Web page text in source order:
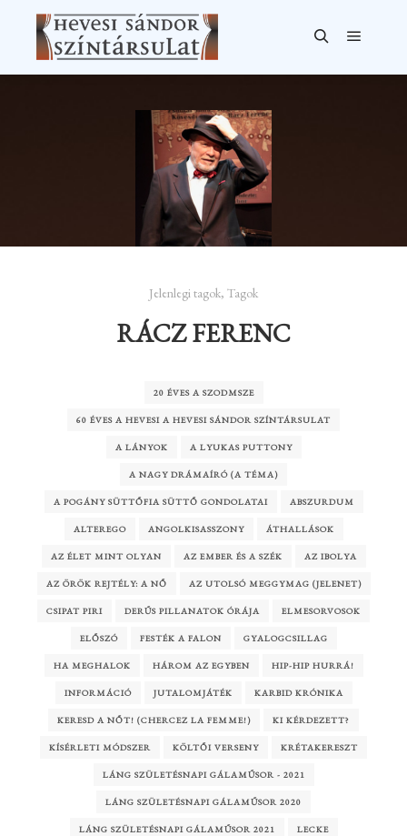
Jelenlegi tagok, Tagok
RÁCZ FERENC
20 ÉVES A SZODMSZE
60 ÉVES A HEVESI A HEVESI SÁNDOR SZÍNTÁRSULAT
A LÁNYOK A LYUKAS PUTTONY
A NAGY DRÁMAÍRÓ (A TÉMA)
A POGÁNY SÜTTŐFIA SÜTTŐ GONDOLATAI ABSZURDUM
ALTEREGO ANGOLKISASSZONY ÁTHALLÁSOK
AZ ÉLET MINT OLYAN AZ EMBER ÉS A SZÉK AZ IBOLYA
AZ ÖRÖK REJTÉLY: A NŐ AZ UTOLSÓ MEGGYMAG (JELENET)
CSIPAT PIRI DERŰS PILLANATOK ÓRÁJA ELMESORVOSOK
ELŐSZÓ FESTÉK A FALON GYALOGCSILLAG
HA MEGHALOK HÁROM AZ EGYBEN HIP-HIP HURRÁ!
INFORMÁCIÓ JUTALOMJÁTÉK KARBID KRÓNIKA
KERESD A NŐT! (CHERCEZ LA FEMME!) KI KÉRDEZETT?
KÍSÉRLETI MÓDSZER KÖLTŐI VERSENY KRÉTAKERESZT
LÁNG SZÜLETÉSNAPI GÁLAMŰSOR - 2021
LÁNG SZÜLETÉSNAPI GÁLAMŰSOR 2020
LÁNG SZÜLETÉSNAPI GÁLAMŰSOR 2021 LECKE